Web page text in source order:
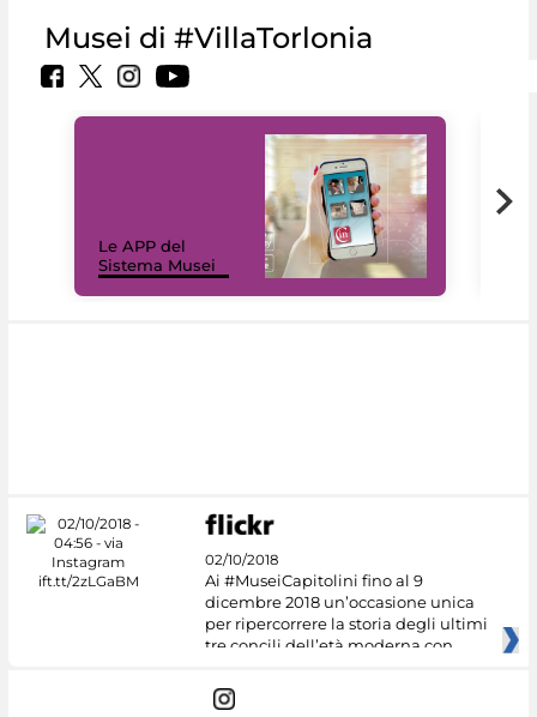
Musei di #VillaTorlonia
Le APP del
Sistema Musei
02/10/2018
Ai #MuseiCapitolini fino al 9
dicembre 2018 un’occasione unica
per ripercorrere la storia degli ultimi
tre concili dell’età moderna con